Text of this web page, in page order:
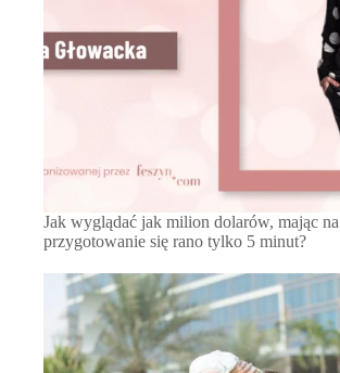
Jak wyglądać jak milion dolarów, mając na
przygotowanie się rano tylko 5 minut?